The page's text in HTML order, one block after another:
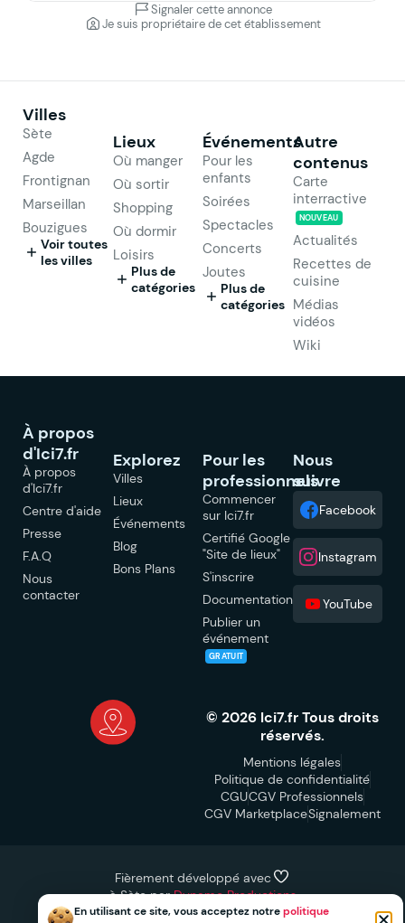
Signaler cette annonce
Je suis propriétaire de cet établissement
Villes
Sète
Agde
Frontignan
Marseillan
Bouzigues
Voir toutes
les villes
Lieux
Où manger
Où sortir
Shopping
Où dormir
Loisirs
Plus de
catégories
Événements
Pour les
enfants
Soirées
Spectacles
Concerts
Joutes
Plus de
catégories
Autre
contenus
Carte
interractive
NOUVEAU
Actualités
Recettes de
cuisine
Médias
vidéos
Wiki
À propos
d'Ici7.fr
À propos
d'Ici7.fr
Centre d'aide
Presse
F.A.Q
Nous
contacter
Explorez
Villes
Lieux
Événements
Blog
Bons Plans
Pour les
professionnels
Commencer
sur Ici7.fr
Certifié Google
"Site de lieux"
S'inscrire
Documentation
Publier un
événement
GRATUIT
Nous
suivre
Facebook
Instagram
YouTube
© 2026 Ici7.fr Tous droits
réservés.
Mentions légales
Politique de confidentialité
CGUCGV Professionnels
CGV MarketplaceSignalement
Fièrement développé avec
à Sète parDynamo Productions
En utilisant ce site, vous acceptez notrepolitique